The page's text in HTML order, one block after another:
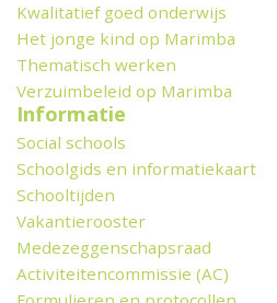
Kwalitatief goed onderwijs
Het jonge kind op Marimba
Thematisch werken
Verzuimbeleid op Marimba
Informatie
Social schools
Schoolgids en informatiekaart
Schooltijden
Vakantierooster
Medezeggenschapsraad
Activiteitencommissie (AC)